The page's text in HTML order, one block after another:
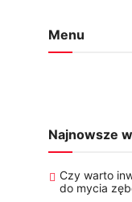
Menu
Najnowsze
Czy warto
do mycia